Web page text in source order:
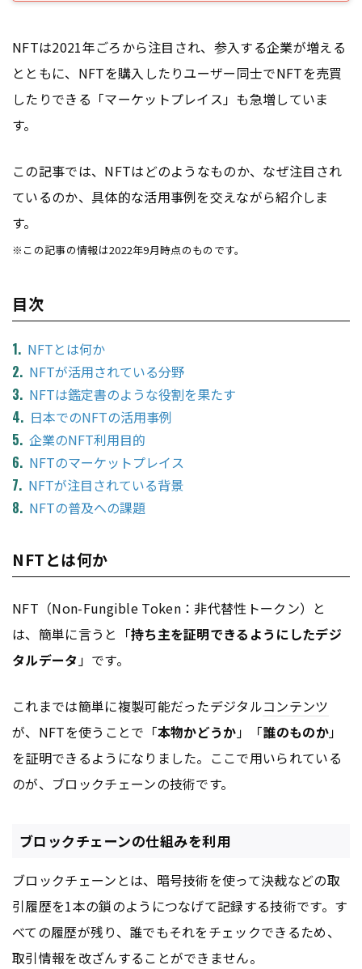
NFTは2021年ごろから注目され、参入する企業が増える
とともに、NFTを購入したりユーザー同士でNFTを売買
したりできる「マーケットプレイス」も急増していま
す。
この記事では、NFTはどのようなものか、なぜ注目され
ているのか、具体的な活用事例を交えながら紹介しま
す。
※この記事の情報は2022年9月時点のものです。
目次
NFTとは何か
NFTが活用されている分野
NFTは鑑定書のような役割を果たす
日本でのNFTの活用事例
企業のNFT利用目的
NFTのマーケットプレイス
NFTが注目されている背景
NFTの普及への課題
NFTとは何か
NFT（Non-Fungible Token：非代替性トークン）と
は、簡単に言うと「持ち主を証明できるようにしたデジ
タルデータ」です。
これまでは簡単に複製可能だったデジタルコンテンツ
が、NFTを使うことで「本物かどうか」「誰のものか」
を証明できるようになりました。ここで用いられている
のが、ブロックチェーンの技術です。
ブロックチェーンの仕組みを利用
ブロックチェーンとは、暗号技術を使って決裁などの取
引履歴を1本の鎖のようにつなげて記録する技術です。す
べての履歴が残り、誰でもそれをチェックできるため、
取引情報を改ざんすることができません。